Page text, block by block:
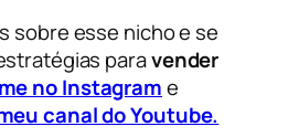
sobre esse nicho e se
paravender
no Instagrame
canal do Youtube.